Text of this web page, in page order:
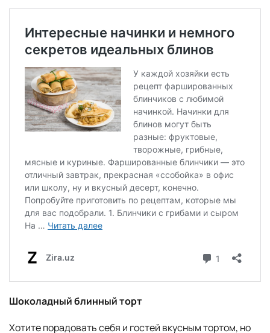
Шоколадный блинный торт
Хотите порадовать себя и гостей вкусным тортом, но